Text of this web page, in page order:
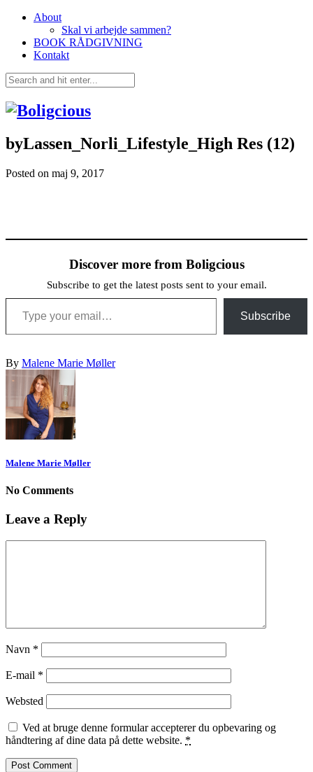
About
Skal vi arbejde sammen?
BOOK RÅDGIVNING
Kontakt
byLassen_Norli_Lifestyle_High Res (12)
Posted on maj 9, 2017
Discover more from Boligcious
Subscribe to get the latest posts sent to your email.
Type your email…
Subscribe
By Malene Marie Møller
Malene Marie Møller
No Comments
Leave a Reply
Navn *
E-mail *
Websted
Ved at bruge denne formular accepterer du opbevaring og
håndtering af dine data på dette website. *